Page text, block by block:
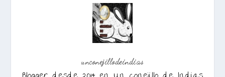
unconejillodeindias